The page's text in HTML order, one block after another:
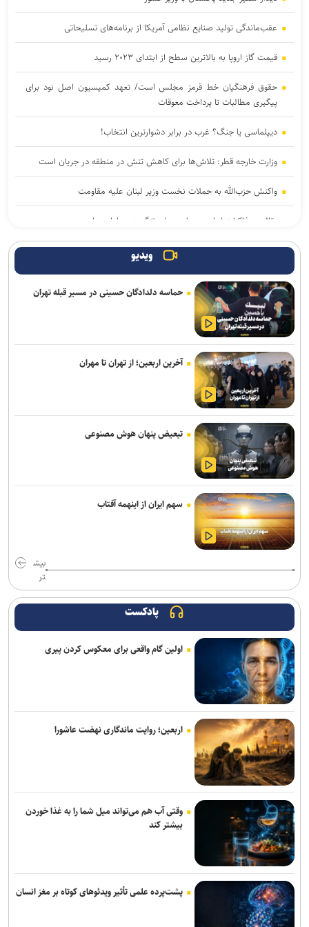
عقب‌ماندگی تولید صنایع نظامی آمریکا از برنامه‌های تسلیحاتی
قیمت گاز اروپا به بالاترین سطح از ابتدای ۲۰۲۳ رسید
حقوق فرهنگیان خط قرمز مجلس است/ تعهد کمیسیون اصل نود برای
پیگیری مطالبات تا پرداخت معوقات
دیپلماسی یا جنگ؟ غرب در برابر دشوارترین انتخاب!
وزارت خارجه قطر: تلاش‌ها برای کاهش تنش در منطقه در جریان است
واکنش حزب‌الله به حملات نخست‌ وزیر لبنان علیه مقاومت
بقائی: مذاکرات ایران و عمان درباره تنگه هرمز ادامه دارد
دفتر رهبر انقلاب: ادعاها درباره واکنش رهبر انقلاب به نامه رئیس جمهور
پخش قسمت اول مصاحبه پزشکیان به فردا شب موکول شد
بلومبرگ: عربستان با میانجیگری عمان گزینه دیپلماسی را در قبال یمن
پیش می‌برد
هشدار رئیس کمیسیون امنیت ملی به آمریکا: به زودی از منطقه اخراج
می‌شوید
پیروزی نامزد حامی فلسطین در انتخابات مقدماتی دموکرات‌ها برای سنا
دموکرات‌های کنگره آمریکا آمار تلفات جنگ با ایران را زیر سؤال بردند
جنگ رمضان و تولد نظم منطقه ای ایران
عراق با استقرار بیش از ۵۴ هزار نیروی امنیتی، طرح بازگشت زائران
اربعین را با موفقیت ادامه می‌دهد
رویترز: آمریکا بخش عمده موشک‌های دوربرد دقیق خود را در جنگ با
یمن: هشتمین نفتکش سعودی را در شمال دریای سرخ هدف قرار دادیم
نعیم قاسم: تجاوز اسرائیلی-آمریکایی برای خاموش کردن شعله مقاومت در
منطقه است
پورجمشیدیان: مدیریت مصرف آب کیفیت خدمات اربعین را ارتقا می‌دهد
یحیی سریع: هدف حساس سعودی در فرودگاه نجران با پهپاد هدف قرار
گرفت
مراسم عزاداری اربعین هیأت‌های دانشجویی در جوار محل شهادت رهبر
انقلاب
سی‌بی‌اس: آمریکا بخش عمده ذخایر موشک‌های دوربرد خود را مصرف
کرده است
روسیه کشتی‌های حامل تسلیحات اوکراین در بنادر اودسا را هدف قرار داد
تحلیلگر اسرائیلی: کاهش ذخایر موشکی آمریکا توان نظامی تل‌آویو را
تحت تأثیر قرار داده است
مدیرعامل آرامکو: جهان با بزرگ‌ترین شوک عرضه نفت در تاریخ
روبه‌روست
ویدیو
حماسه دلدادگان حسینی در مسیر قبله تهران
آخرین اربعین؛ از تهران تا مهران
تبعیض پنهان هوش مصنوعی
سهم ایران از اینهمه آفتاب
بیش
تر
پادکست
اولین گام واقعی برای معکوس کردن پیری
اربعین؛ روایت ماندگاری نهضت عاشورا
وقتی آب هم می‌تواند میل شما را به غذا خوردن
بیشتر کند
پشت‌پرده علمی تأثیر ویدئو‌های کوتاه بر مغز انسان